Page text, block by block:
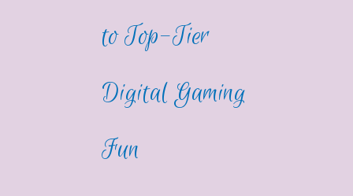
to Top-Tier
Digital Gaming
Fun